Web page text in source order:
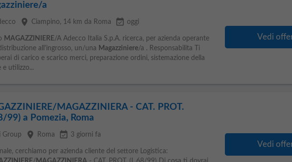
a
place Ciampino, 14 km da Roma event_available oggi
MAGAZZINIERE/A Adecco Italia S.p.A. ricerca, per azienda operante
all'ingrosso, un/una Magazziniere/a . Responsabilita Ti
di carico e scarico merci, preparazione ordini, sistemazione della
e utilizzo...
Vedi
MAGAZZINIERA - CAT. PROT.
99) a Pomezia, Roma
Group place Roma event_available 3 giorni fa
cerchiamo per azienda cliente del settore Logistica:
Vedi